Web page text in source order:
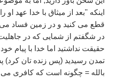
اينکه "بعد از ميثاق با خدا عهد
قطع می کنيد و در زمين فساد
در شگفتم از شمايی که در
حقيقت نداشتيد اما خدا با پيام
تمدن رسيديد (پس زنده تان
بالله = چگونه است که کافری می